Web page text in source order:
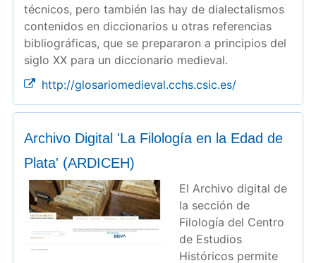
técnicos, pero también las hay de dialectalismos
contenidos en diccionarios u otras referencias
bibliográficas, que se prepararon a principios del
siglo XX para un diccionario medieval.
http://glosariomedieval.cchs.csic.es/
Archivo Digital 'La Filología en la Edad de
Plata' (ARDICEH)
El Archivo digital de
la sección de
Filología del Centro
de Estudios
Históricos permite